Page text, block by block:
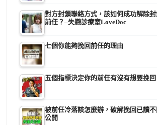
對方封鎖聯絡方式，該如何成功解除
前任？–失戀診療室LoveDoc
七個你能夠挽回前任的理由
五個指標決定你的前任有沒有想要挽回
被前任冷落該怎麼辦，破解挽回已讀
公開